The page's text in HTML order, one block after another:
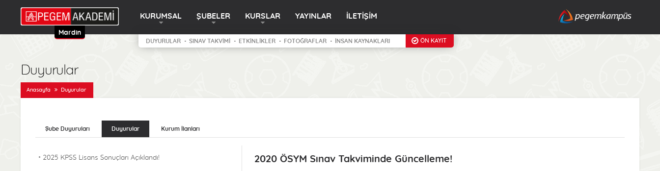
Mardin
KURUMSAL ŞUBELER KURSLAR YAYINLAR İLETİŞİM
DUYURULAR SINAV TAKVİMİ ETKİNLİKLER FOTOĞRAFLAR İNSAN KAYNAKLARI ÖN KAYIT
Duyurular
Anasayfa Duyurular
Şube Duyuruları Duyurular Kurum İlanları
2025 KPSS Lisans Sonuçları Açıklandı! 2020 ÖSYM Sınav Takviminde Güncelleme!